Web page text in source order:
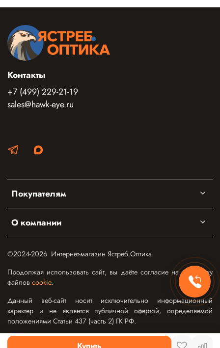
Покупателям
О компании
Контакты
+7 (499) 229-21-19
sales@hawk-eye.ru
©2024-2026 Интернет-магазин Ястреб.Оптика
Продолжая использовать сайт, вы даёте согласие на обработку
файлов cookie.
Данный веб-сайт носит исключительно информационный
характер и не является публичной офертой, определяемой
положениями Статьи 437 (часть 2) ГК РФ.